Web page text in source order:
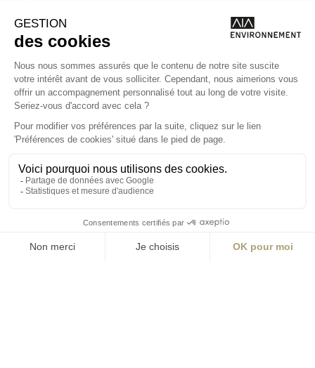
Bordeaux
Lyon
14 Boulevard
Yvonne Poirel
T +33 (0)2 41 36
88 50
Écrire